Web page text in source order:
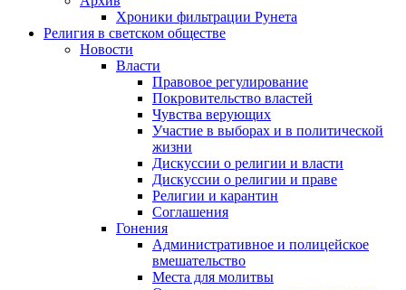
Хроники фильтрации Рунета
Религия в светском обществе
Новости
Власти
Правовое регулирование
Покровительство властей
Чувства верующих
Участие в выборах и в политической
жизни
Дискуссии о религии и власти
Дискуссии о религии и праве
Религии и карантин
Соглашения
Гонения
Административное и полицейское
вмешательство
Места для молитвы